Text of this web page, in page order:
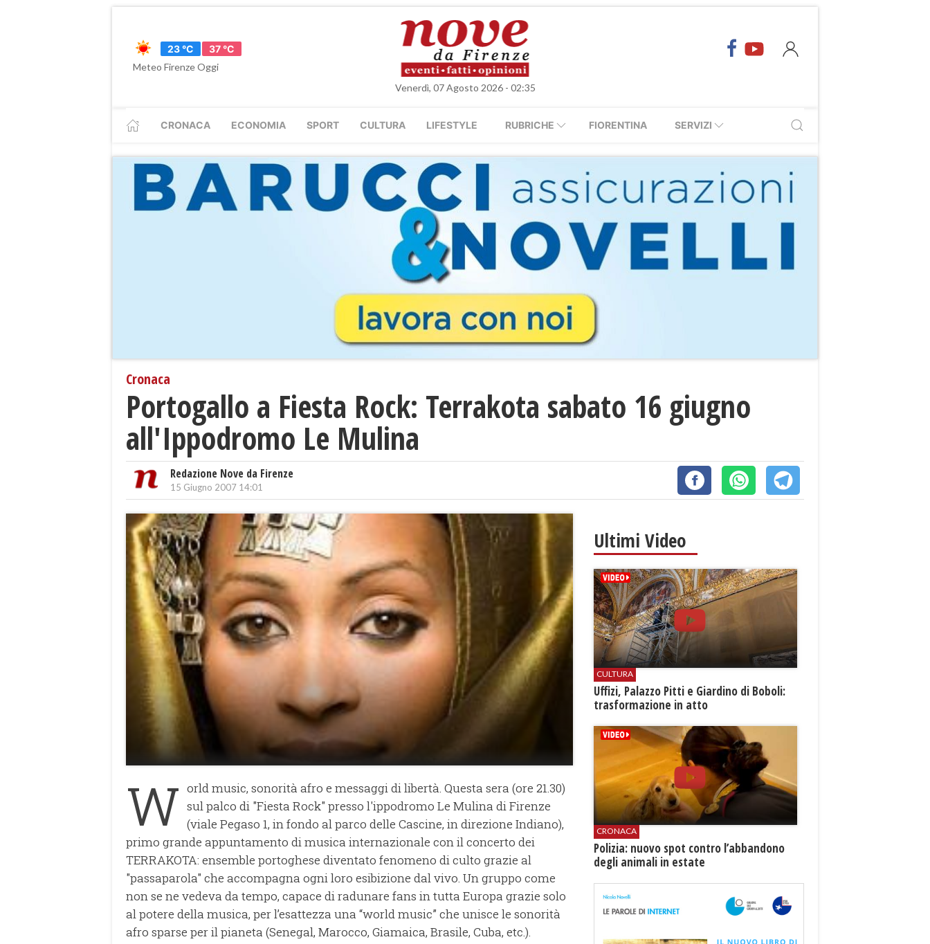
23 °C
37 °C
Meteo Firenze Oggi
Venerdì, 07 Agosto 2026 - 02:35
CRONACA ECONOMIA SPORT CULTURA LIFESTYLE RUBRICHE FIORENTINA SERVIZI
Cronaca
Portogallo a Fiesta Rock: Terrakota sabato 16 giugno
all'Ippodromo Le Mulina
Redazione Nove da Firenze
15 Giugno 2007 14:01
W orld music, sonorità afro e messaggi di libertà. Questa sera (ore 21.30)
sul palco di "Fiesta Rock" presso l'ippodromo Le Mulina di Firenze
(viale Pegaso 1, in fondo al parco delle Cascine, in direzione Indiano),
primo grande appuntamento di musica internazionale con il concerto dei
TERRAKOTA: ensemble portoghese diventato fenomeno di culto grazie al
"passaparola" che accompagna ogni loro esibizione dal vivo. Un gruppo come
non se ne vedeva da tempo, capace di radunare fans in tutta Europa grazie solo
al potere della musica, per l’esattezza una “world music” che unisce le sonorità
afro sparse per il pianeta (Senegal, Marocco, Giamaica, Brasile, Cuba, etc.).
Ultimi Video
CULTURA
Uffizi, Palazzo Pitti e Giardino di Boboli:
trasformazione in atto
CRONACA
Polizia: nuovo spot contro l’abbandono
degli animali in estate